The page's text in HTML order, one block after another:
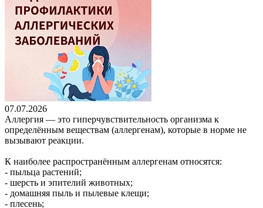
07.07.2026
Аллергия — это гиперчувствительность организма к
определённым веществам (аллергенам), которые в норме не
вызывают реакции.
К наиболее распространённым аллергенам относятся:
- пыльца растений;
- шерсть и эпителий животных;
- домашняя пыль и пылевые клещи;
- плесень;